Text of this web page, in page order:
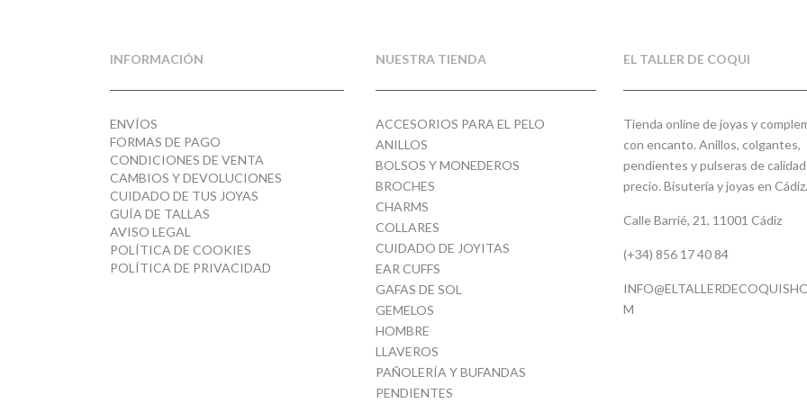
INFORMACIÓN
ENVÍOS
FORMAS DE PAGO
CONDICIONES DE VENTA
CAMBIOS Y DEVOLUCIONES
CUIDADO DE TUS JOYAS
GUÍA DE TALLAS
AVISO LEGAL
POLÍTICA DE COOKIES
POLÍTICA DE PRIVACIDAD
NUESTRA TIENDA
ACCESORIOS PARA EL PELO
ANILLOS
BOLSOS Y MONEDEROS
BROCHES
CHARMS
COLLARES
CUIDADO DE JOYITAS
EAR CUFFS
GAFAS DE SOL
GEMELOS
HOMBRE
LLAVEROS
PAÑOLERÍA Y BUFANDAS
PENDIENTES
EL TALLER DE COQUI
Tienda online de joyas y
con encanto. Anillos, colgantes,
pendientes y pulseras de
precio. Bisutería y joyas en Cádiz.
Calle Barrié, 21, 11001 Cádiz
(+34) 856 17 40 84
M